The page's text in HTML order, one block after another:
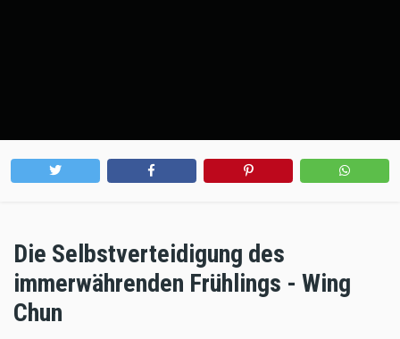
Die Selbstverteidigung des
immerwährenden Frühlings - Wing
Chun